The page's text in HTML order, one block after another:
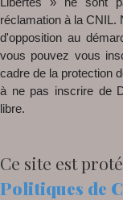
réclamation à la CNIL.
d'opposition au
vous pouvez vous
cadre de la protection
à ne pas inscrire de
libre.
Ce site est
Politiques de